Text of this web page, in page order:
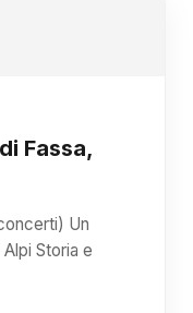
Fassa,
Un
Storia e